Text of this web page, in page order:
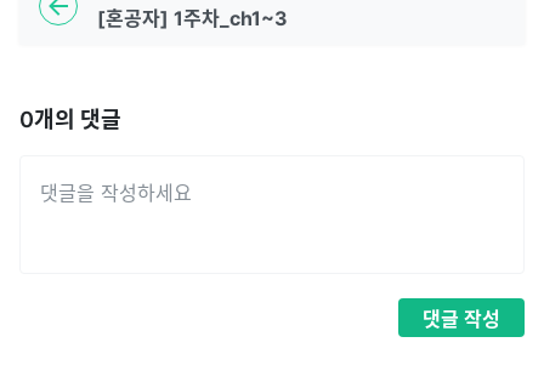
[혼공자] 1주차_ch1~3
0개의 댓글
댓글 작성